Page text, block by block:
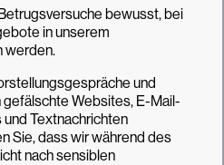
bewusst, bei
in unserem
werden.
und
Websites, E-Mail-
Textnachrichten
Sie, dass wir während des
nach sensiblen